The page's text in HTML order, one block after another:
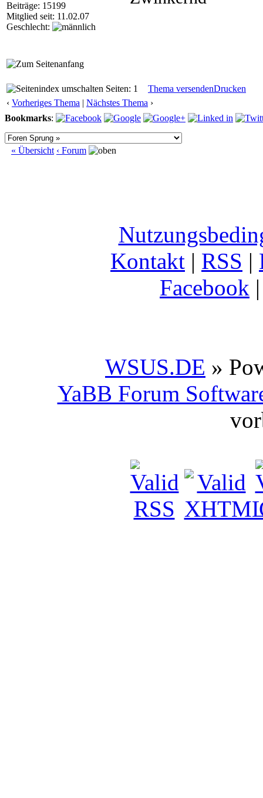
Beiträge: 15199
Mitglied seit: 11.02.07
Geschlecht:
Seiten: 1 Thema versendenDrucken
‹ Vorheriges Thema | Nächstes Thema ›
Bookmarks:
« Übersicht ‹ Forum
Kontakt | RSS |
Facebook
WSUS.DE »
YaBB Forum